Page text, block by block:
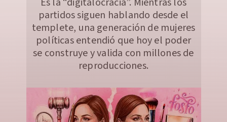
partidos siguen hablando desde el
templete, una generación de mujeres
políticas entendió que hoy el poder
se construye y valida con millones de
reproducciones.